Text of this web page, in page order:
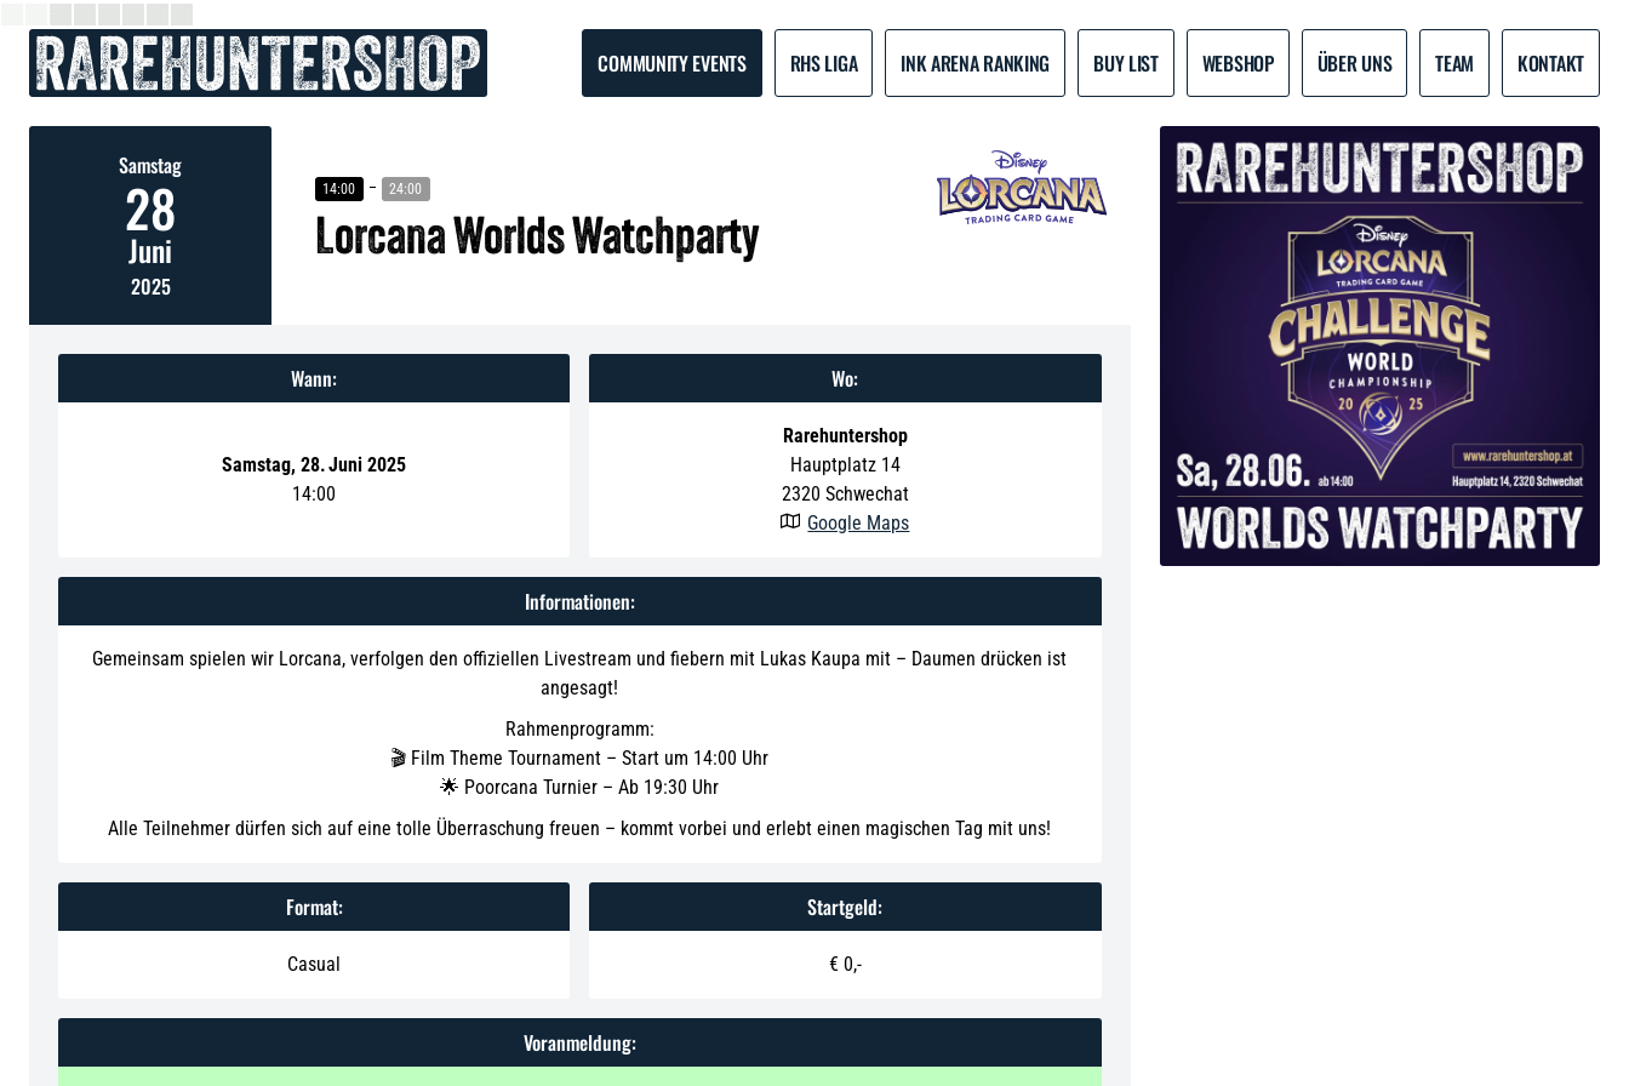
COMMUNITY EVENTS RHS LIGA INK ARENA RANKING BUY LIST WEBSHOP ÜBER UNS TEAM KONTAKT
Samstag
28
Juni
2025
14:00 24:00
Lorcana Worlds Watchparty
Wann:
Samstag, 28.Juni 2025
14:00
Wo:
Rarehuntershop
Hauptplatz 14
2320 Schwechat
 Google Maps
Informationen:
Gemeinsam spielen wir Lorcana, verfolgen den offiziellen Livestream und fiebern mit Lukas Kaupa mit – Daumen drücken ist
angesagt!
Rahmenprogramm:
🎬 Film Theme Tournament – Start um 14:00 Uhr
🌟 Poorcana Turnier – Ab 19:30 Uhr
Alle Teilnehmer dürfen sich auf eine tolle Überraschung freuen – kommt vorbei und erlebt einen magischen Tag mit uns!
Format:
Casual
Startgeld:
€ 0,-
Voranmeldung: